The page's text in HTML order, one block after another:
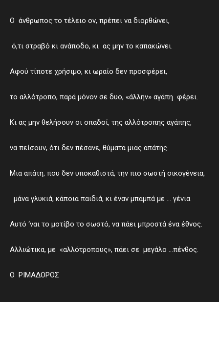
Ο άνθρωπος το τέλειο ον, πρέπει να διορθώνει,
ό,τι στραβό κι ανάποδο, κι ας μην το καπακώνει.
Αφού τίποτε χρήσιμο, κι ωραίο δεν προσφέρει,
το αλλότροπο, παρά μόνον σε δυο, «άλλην» αγάπη φέρει.
Κι ας μην θελήσουν οι οπαδοί, της αλλότροπης αγάπης,
να πείσουν, ότι δεν πέσανε, θύματα μιας απάτης.
Μια απάτη, που δεν υποκαθιστά, την πιο σωστή οικογένεια,
μάνα γλυκιά, κάποια παιδιά, κι έναν μπαμπά με … γένια.
Αυτό ‘ναι το μοτίβο το σωστό, να πάει μπροστά ένα έθνος.
Αλλιώτικα, με «αλλότροπους», πάει σε μεγάλο …πένθος.
Ο ΡΙΜΑΔΟΡΟΣ